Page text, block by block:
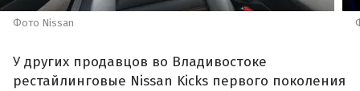
Фото Nissan
У других продавцов во Владивостоке
рестайлинговые Nissan Kicks первого поколения